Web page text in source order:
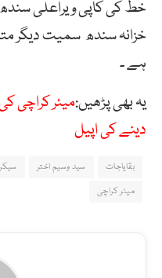
خط کی کاپی ویراعلی سندھ
خزانہ سندھ سمیت دیگر
ہے ۔
یہ بھی پڑھیں:میئر کراچی
دینے کی اپیل
بقایاجات سید وسیم اختر
میئر کراچی